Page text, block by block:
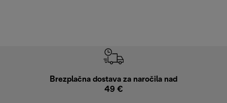
Brezplačna dostava za naročila nad
49 €